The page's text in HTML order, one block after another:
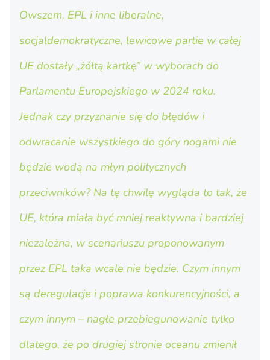
Owszem, EPL i inne liberalne,
socjaldemokratyczne, lewicowe partie w całej
UE dostały „żółtą kartkę” w wyborach do
Parlamentu Europejskiego w 2024 roku.
Jednak czy przyznanie się do błędów i
odwracanie wszystkiego do góry nogami nie
będzie wodą na młyn politycznych
przeciwników? Na tę chwilę wygląda to tak, że
UE, która miała być mniej reaktywna i bardziej
niezależna, w scenariuszu proponowanym
przez EPL taka wcale nie będzie. Czym innym
są deregulacje i poprawa konkurencyjności, a
czym innym – nagłe przebiegunowanie tylko
dlatego, że po drugiej stronie oceanu zmienił